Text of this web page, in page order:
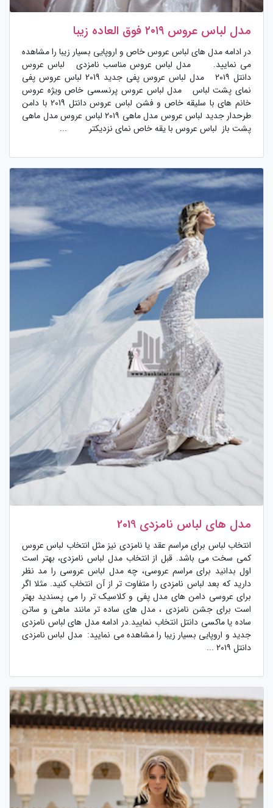
مدل لباس عروس ۲۰۱۹ فوق العاده زیبا
در ادامه مدل های لباس عروس خاص و اروپایی بسیار زیبا را مشاهده
می نمایید. مدل لباس عروس مناسب نامزدی لباس عروس
دانتل ۲۰۱۹ مدل لباس عروس پفی جدید 2019 لباس عروس پفی
نمای پشت لباس مدل لباس عروس پرنسسی خاص ویژه عروس
خانم های با سلیقه خاص و فشن لباس عروس دانتل 2019 با دامن
طرحدار جدید لباس عروس مدل ماهی ۲۰۱۹ لباس عروس مدل ماهی
پشت باز لباس عروس با یقه خاص نمای نزدیکتر ...
مدل های لباس نامزدی 2019
انتخاب لباس برای مراسم عقد یا نامزدی نیز مثل انتخاب لباس عروس
کمی سخت می باشد. قبل از انتخاب مدل لباس نامزدی، بهتر است
اول بدانید برای مراسم عروسی، چه مدل لباس عروسی را مد نظر
دارید که بعد لباس نامزدی را متفاوت تر از آن انتخاب کنید. مثلا اگر
برای عروسی دامن های مدل پفی و کلاسیک تر را می پسندید بهتر
است برای جشن نامزدی ، مدل های ساده تر مانند ماهی و ساتن
ساده یا ماکسی دانتل انتخاب نمایید.در ادامه مدل های لباس نامزدی
جدید و اروپایی بسیار زیبا را مشاهده می نمایید: مدل لباس نامزدی
دانتل ۲۰۱۹ ...